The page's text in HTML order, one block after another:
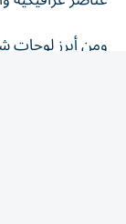
ومن أبرز لوحات
هادئة، ترتدي واحداً